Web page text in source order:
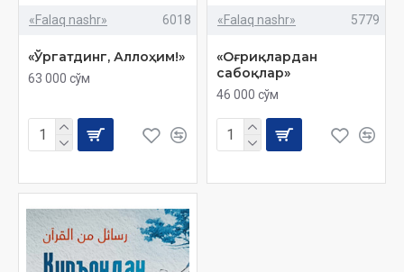
«Falaq nashr» 6018
«Ўргатдинг, Аллоҳим!»
63 000 сўм
«Falaq nashr» 5779
«Оғриқлардан
сабоқлар»
46 000 сўм